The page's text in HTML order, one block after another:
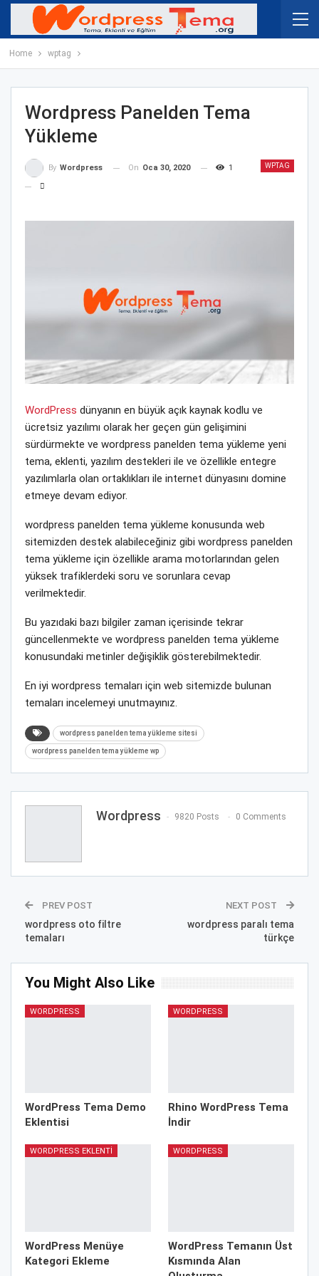
Home wptag
Wordpress Panelden Tema
Yükleme
WPTAG
By Wordpress On Oca 30, 2020 1
WordPress dünyanın en büyük açık kaynak kodlu ve
ücretsiz yazılımı olarak her geçen gün gelişimini
sürdürmekte ve wordpress panelden tema yükleme yeni
tema, eklenti, yazılım destekleri ile ve özellikle entegre
yazılımlarla olan ortaklıkları ile internet dünyasını domine
etmeye devam ediyor.
wordpress panelden tema yükleme konusunda web
sitemizden destek alabileceğiniz gibi wordpress panelden
tema yükleme için özellikle arama motorlarından gelen
yüksek trafiklerdeki soru ve sorunlara cevap
verilmektedir.
Bu yazıdaki bazı bilgiler zaman içerisinde tekrar
güncellenmekte ve wordpress panelden tema yükleme
konusundaki metinler değişiklik gösterebilmektedir.
En iyi wordpress temaları için web sitemizde bulunan
temaları incelemeyi unutmayınız.
wordpress panelden tema yükleme sitesi
wordpress panelden tema yükleme wp
Wordpress 9820 Posts 0 Comments
PREV POST
wordpress oto filtre
temaları
NEXT POST
wordpress paralı tema
türkçe
You Might Also Like
WORDPRESS
WordPress Tema Demo
Eklentisi
WORDPRESS
Rhino WordPress Tema
İndir
WORDPRESS EKLENTI
WordPress Menüye
Kategori Ekleme
WORDPRESS
WordPress Temanın Üst
Kısmında Alan